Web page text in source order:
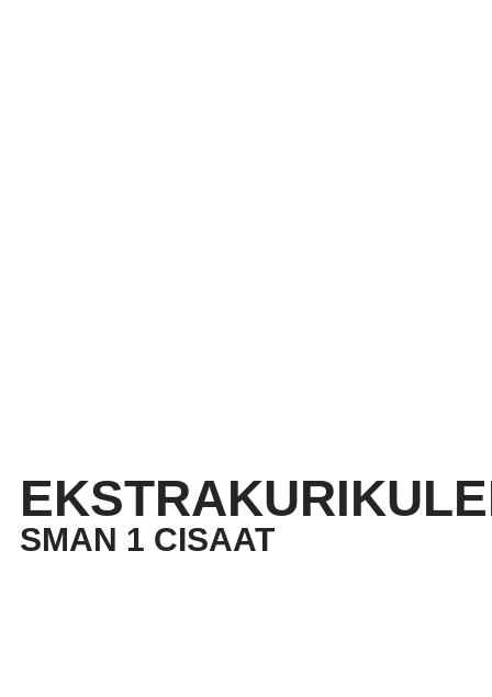
SMAN 1 CISAAT